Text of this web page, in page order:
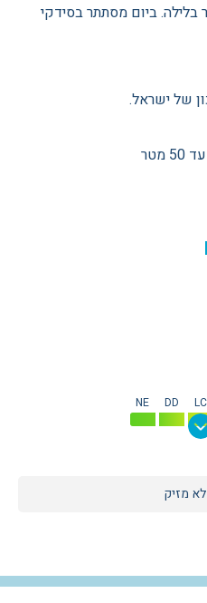
בלילה. ביום מסתתר בסידקי
של ישראל.
LC
DD
NE
לא מזיק